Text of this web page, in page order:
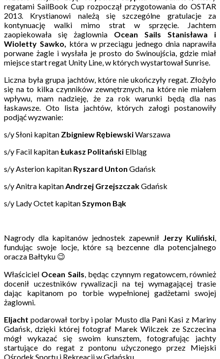
regatami SailBook Cup rozpoczął przygotowania do OSTAR
2013. Krystianowi należą się szczególne gratulacje za
kontynuację walki mimo strat w sprzęcie. Jachtem
zaopiekowała się żaglownia Ocean Sails Stanisława i
Wioletty Sawko, która w przeciągu jednego dnia naprawiła
porwane żagle i wysłała je prosto do Swinoujścia, gdzie miał
miejsce start regat Unity Line, w których wystartował Sunrise.
Liczna była grupa jachtów, które nie ukończyły regat. Złożyło
się na to kilka czynników zewnętrznych, na które nie miałem
wpływu, mam nadzieję, że za rok warunki będą dla nas
łaskawsze. Oto lista jachtów, których załogi postanowiły
podjąć wyzwanie:
s/y Słoni kapitan Zbigniew RębiewskiWarszawa
s/y Facil kapitanŁukasz Politański Elbląg
s/y Asterion kapitan Ryszard Unton Gdańsk
s/y Anitra kapitanAndrzej GrzejszczakGdańsk
s/y Lady Octet kapitanSzymon Bąk
Nagrody dla kapitanów jednostek zapewnił Jerzy Kuliński,
fundując swoje locje, które są bezcenne dla potencjalnego
oracza Bałtyku 😉
Właściciel Ocean Sails, będąc czynnym regatowcem, również
docenił uczestników rywalizacji na tej wymagającej trasie
dając kapitanom po torbie wypełnionej gadżetami swojej
żaglowni.
Eljacht podarował torby i polar Musto dla Pani Kasi z Mariny
Gdańsk, dzięki której fotograf Marek Wilczek ze Szczecina
mógł wykazać się swoim kunsztem, fotografując jachty
startujące do regat z pontonu użyczonego przez Miejski
Ośrodek Sportu i Rekreacji w Gdańsku.